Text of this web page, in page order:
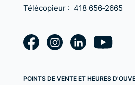
Télécopieur : 418 656‑2665
POINTS DE VENTE ET HEURES